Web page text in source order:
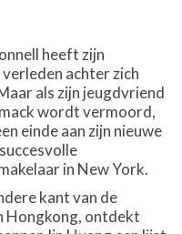
heeft zijn
achter zich
als zijn jeugdvriend
wordt vermoord,
einde aan zijn nieuwe
in New York.
kant van de
Hongkong, ontdekt